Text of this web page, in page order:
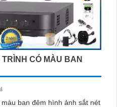
CÓ MÀU BAN
ban đêm hình ảnh sắt nét